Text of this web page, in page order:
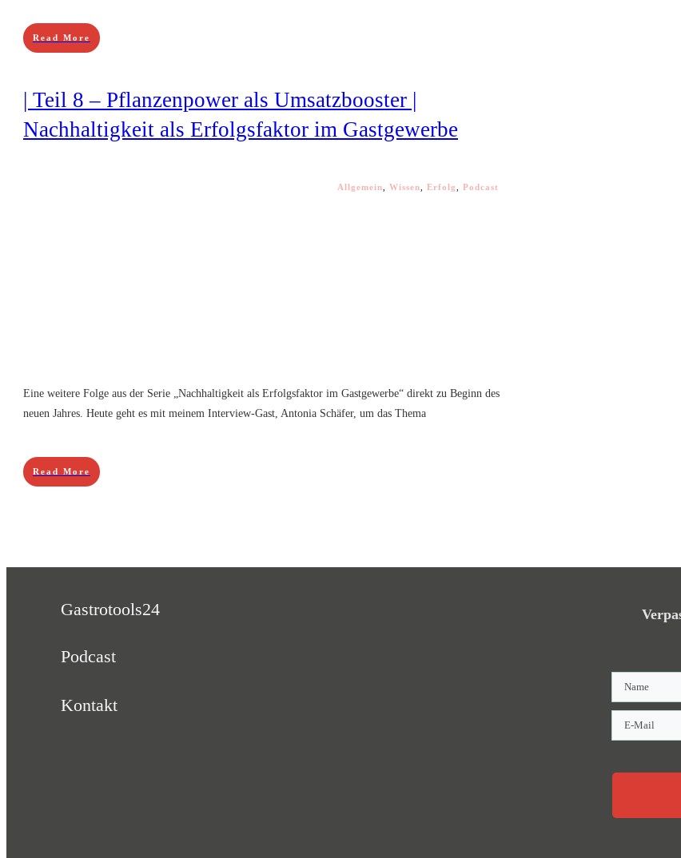
Read More
| Teil 8 – Pflanzenpower als Umsatzbooster |
Nachhaltigkeit als Erfolgsfaktor im Gastgewerbe
Allgemein Wissen Erfolg Podcast
Eine weitere Folge aus der Serie „Nachhaltigkeit als Erfolgsfaktor im Gastgewerbe“ direkt zu Beginn des
neuen Jahres. Heute geht es mit meinem Interview-Gast, Antonia Schäfer, um das Thema
Read More
Gastrotools24
Podcast
Kontakt